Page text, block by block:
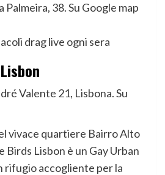
Palmeira, 38. Su Google map
drag live ogni sera
Valente 21, Lisbona. Su
vivace quartiere Bairro Alto
Birds Lisbon è un Gay Urban
rifugio accogliente per la